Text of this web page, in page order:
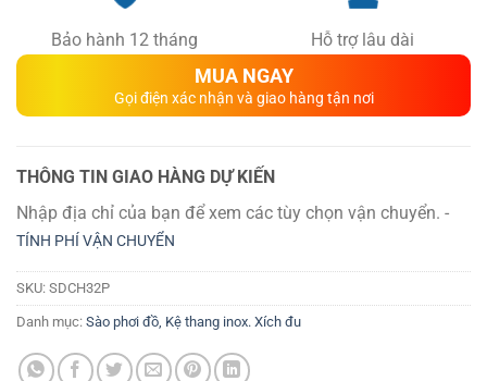
Bảo hành 12 tháng Hỗ trợ lâu dài
MUA NGAY
Gọi điện xác nhận và giao hàng tận nơi
THÔNG TIN GIAO HÀNG DỰ KIẾN
Nhập địa chỉ của bạn để xem các tùy chọn vận chuyển. -
TÍNH PHÍ VẬN CHUYỂN
SKU: SDCH32P
Danh mục: Sào phơi đồ, Kệ thang inox. Xích đu